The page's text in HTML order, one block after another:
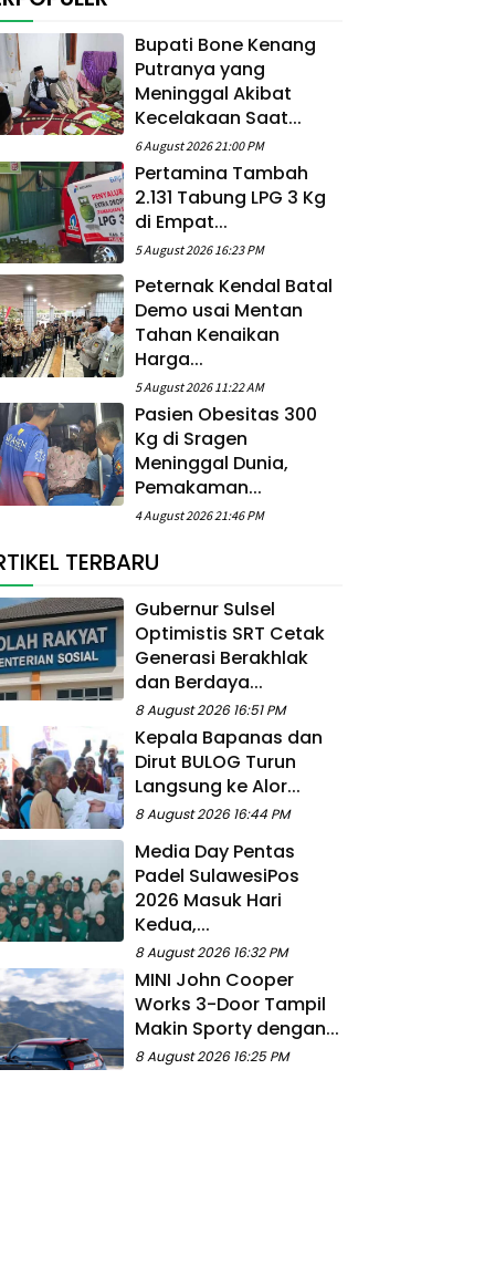
Bupati Bone Kenang
Putranya yang
Meninggal Akibat
Kecelakaan Saat...
6 August 2026 21:00 PM
Pertamina Tambah
2.131 Tabung LPG 3 Kg
di Empat...
5 August 2026 16:23 PM
Peternak Kendal Batal
Demo usai Mentan
Tahan Kenaikan
Harga...
5 August 2026 11:22 AM
Pasien Obesitas 300
Kg di Sragen
Meninggal Dunia,
Pemakaman...
4 August 2026 21:46 PM
TERBARU
Gubernur Sulsel
Optimistis SRT Cetak
Generasi Berakhlak
dan Berdaya...
8 August 2026 16:51 PM
Kepala Bapanas dan
Dirut BULOG Turun
Langsung ke Alor...
8 August 2026 16:44 PM
Media Day Pentas
Padel SulawesiPos
2026 Masuk Hari
Kedua,...
8 August 2026 16:32 PM
MINI John Cooper
Works 3-Door Tampil
Makin Sporty dengan...
8 August 2026 16:25 PM